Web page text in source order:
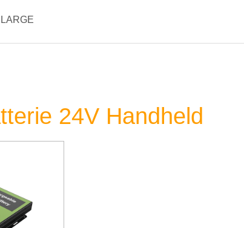
LARGE
24V Handheld